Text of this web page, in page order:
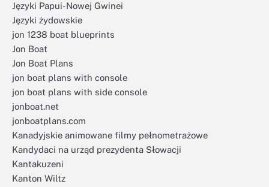
Języki Papui-Nowej Gwinei
Języki żydowskie
jon 1238 boat blueprints
Jon Boat
Jon Boat Plans
jon boat plans with console
jon boat plans with side console
jonboat.net
jonboatplans.com
Kanadyjskie animowane filmy pełnometrażowe
Kandydaci na urząd prezydenta Słowacji
Kantakuzeni
Kanton Wiltz